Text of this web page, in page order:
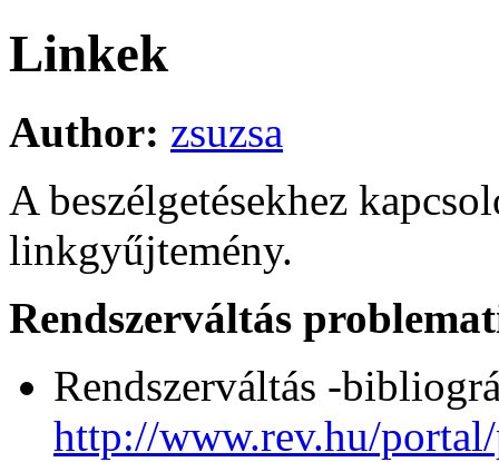
Linkek
Author: zsuzsa
A beszélgetésekhez
linkgyűjtemény.
Rendszerváltás
Rendszerváltás -
http://www.rev.hu/